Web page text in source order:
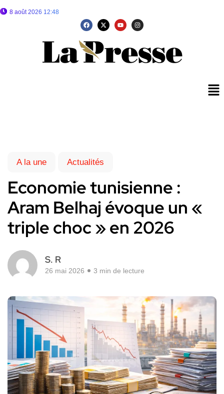
8 août 2026 12:48
A la une Actualités
Economie tunisienne :
Aram Belhaj évoque un «
triple choc » en 2026
S. R
26 mai 2026 3 min de lecture